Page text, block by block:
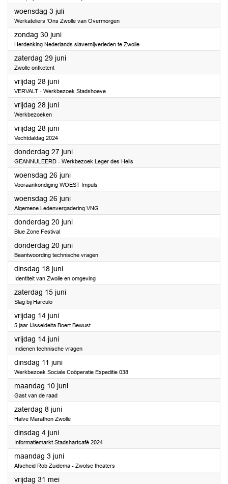
woensdag 3 juli2024
Werkateliers ‘Ons Zwolle van Overmorgen
zondag 30 juni2024
Herdenking Nederlands slavernijverleden te Zwolle
zaterdag 29 juni2024
Zwolle ontketent
vrijdag 28 juni2024
VERVALT - Werkbezoek Stadshoeve
vrijdag 28 juni2024
Werkbezoeken
vrijdag 28 juni2024
Vechtdaldag 2024
donderdag 27 juni2024
GEANNULEERD - Werkbezoek Leger des Heils
woensdag 26 juni2024
Vooraankondiging WOEST Impuls
woensdag 26 juni2024
Algemene Ledenvergadering VNG
donderdag 20 juni2024
Blue Zone Festival
donderdag 20 juni2024
Beantwoording technische vragen
dinsdag 18 juni2024
Identiteit van Zwolle en omgeving
zaterdag 15 juni2024
Slag bij Harculo
vrijdag 14 juni2024
5 jaar IJsseldelta Boert Bewust
vrijdag 14 juni2024
Indienen technische vragen
dinsdag 11 juni2024
Werkbezoek Sociale Coöperatie Expeditie 038
maandag 10 juni2024
Gast van de raad
zaterdag 8 juni2024
Halve Marathon Zwolle
dinsdag 4 juni2024
Informatiemarkt Stadshartcafé 2024
maandag 3 juni2024
Afscheid Rob Zuidema - Zwolse theaters
vrijdag 31 mei2024